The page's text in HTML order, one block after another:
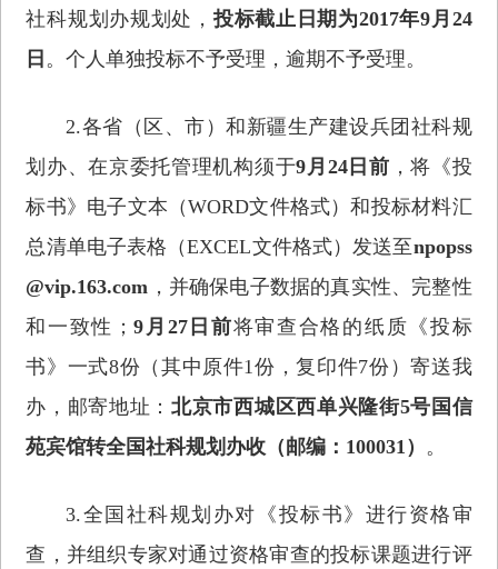
社科规划办规划处，投标截止日期为2017年9月24
日 。个人单独投标不予受理，逾期不予受理。
2.各省（区、市）和新疆生产建设兵团社科规
划办、在京委托管理机构须于9月24日前 ，将《投
标书》电子文本（WORD文件格式）和投标材料汇
总清单电子表格（EXCEL文件格式）发送至npopss
@vip.163.com ，并确保电子数据的真实性、完整性
和一致性；9月27日前将审查合格的纸质《投标
书》一式8份（其中原件1份，复印件7份）寄送我
办，邮寄地址：北京市西城区西单兴隆街5号国信
苑宾馆转全国社科规划办收（邮编：100031） 。
3.全国社科规划办对《投标书》进行资格审
查，并组织专家对通过资格审查的投标课题进行评